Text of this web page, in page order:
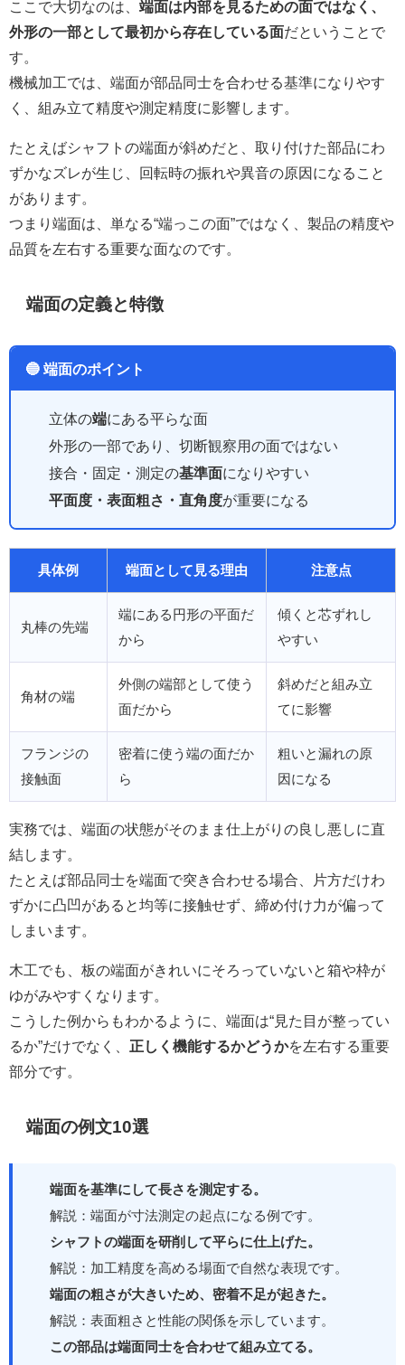
ここで大切なのは、 端面は内部を見るための面ではなく、
外形の一部として最初から存在している面だということで
す。
機械加工では、端面が部品同士を合わせる基準になりやす
く、組み立て精度や測定精度に影響します。
たとえばシャフトの端面が斜めだと、取り付けた部品にわ
ずかなズレが生じ、回転時の振れや異音の原因になること
があります。
つまり端面は、単なる“端っこの面”ではなく、製品の精度や
品質を左右する重要な面なのです。
端面の定義と特徴
🔵 端面のポイント
立体の端にある平らな面
外形の一部であり、切断観察用の面ではない
接合・固定・測定の基準面になりやすい
平面度・表面粗さ・直角度が重要になる
具体例 端面として見る理由 注意点
丸棒の先端
端にある円形の平面だ
から
傾くと芯ずれし
やすい
角材の端
外側の端部として使う
面だから
斜めだと組み立
てに影響
フランジの
接触面
密着に使う端の面だか
ら
粗いと漏れの原
因になる
実務では、端面の状態がそのまま仕上がりの良し悪しに直
結します。
たとえば部品同士を端面で突き合わせる場合、片方だけわ
ずかに凸凹があると均等に接触せず、締め付け力が偏って
しまいます。
木工でも、板の端面がきれいにそろっていないと箱や枠が
ゆがみやすくなります。
こうした例からもわかるように、端面は“見た目が整ってい
るか”だけでなく、 正しく機能するかどうかを左右する重要
部分です。
端面の例文10選
端面を基準にして長さを測定する。
解説：端面が寸法測定の起点になる例です。
シャフトの端面を研削して平らに仕上げた。
解説：加工精度を高める場面で自然な表現です。
端面の粗さが大きいため、密着不足が起きた。
解説：表面粗さと性能の関係を示しています。
この部品は端面同士を合わせて組み立てる。